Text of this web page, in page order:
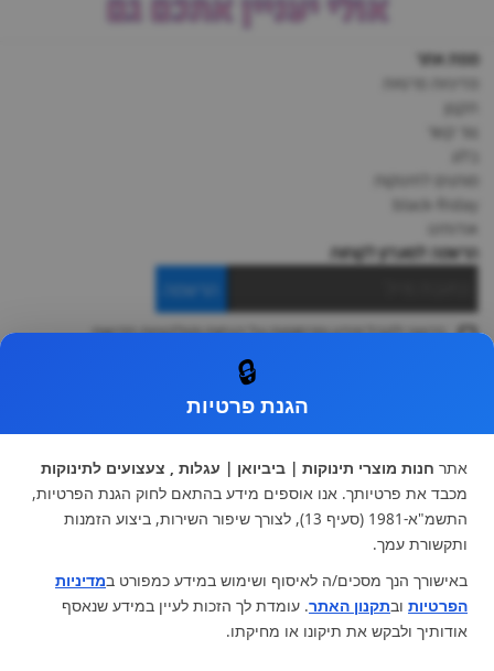
אולי יעניין אתכם גם
מפת אתר
צור קשר
מותגים לתינוקות
black-friday
אודותינו
הרשמה למועדון לקוחות
הרשמה
ברצוני לקבל מידע ופרסומות על הנחות וקולקציות חדשות
עגלות וטיולונים
כיסא בטיחות ואביזרים
ריהוט לתינוקות
מצעים למיטת תינוק וטקסטיל
צעצועי ילדים
על גלגלים
הנקה והאכלה
מוצרי אמבטיה
מוזמנים לבקר אותנו:
🔒
הגנת פרטיות
אתר חנות מוצרי תינוקות | ביביואן | עגלות , צעצועים לתינוקות
מכבד את פרטיותך. אנו אוספים מידע בהתאם לחוק הגנת הפרטיות,
התשמ"א-1981 (סעיף 13), לצורך שיפור השירות, ביצוע הזמנות
ותקשורת עמך.
באישורך הנך מסכים/ה לאיסוף ושימוש במידע כמפורט במדיניות
הפרטיות ובתקנון האתר. עומדת לך הזכות לעיין במידע שנאסף
אודותיך ולבקש את תיקונו או מחיקתו.